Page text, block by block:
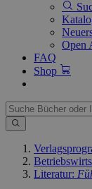
Open
FAQ
Shop
Literatur: